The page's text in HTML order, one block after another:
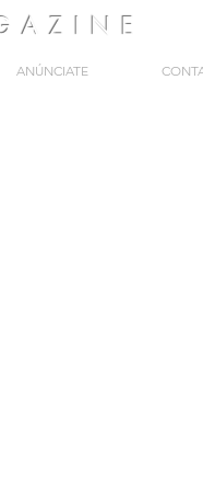
ANÚNCIATE